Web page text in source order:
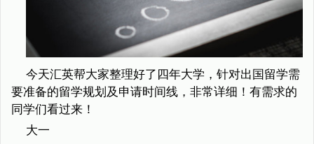
今天汇英帮大家整理好了四年大学，针对出国留学需
要准备的留学规划及申请时间线，非常详细！有需求的
同学们看过来！
大一